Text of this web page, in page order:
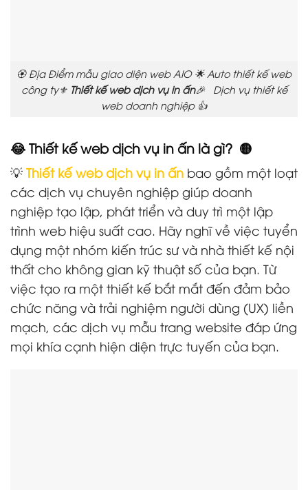
🏵️ Địa Điểm mẫu giao diện web AIO 🌟 Auto thiết kế web
công ty⚜️ Thiết kế web dịch vụ in ấn🎉 Dịch vụ thiết kế
web doanh nghiệp 👍
😂 Thiết kế web dịch vụ in ấn là gì? 🟡
💡 Thiết kế web dịch vụ in ấn bao gồm một loạt
các dịch vụ chuyên nghiệp giúp doanh
nghiệp tạo lập, phát triển và duy trì một lập
trình web hiệu suất cao. Hãy nghĩ về việc tuyển
dụng một nhóm kiến trúc sư và nhà thiết kế nội
thất cho không gian kỹ thuật số của bạn. Từ
việc tạo ra một thiết kế bắt mắt đến đảm bảo
chức năng và trải nghiệm người dùng (UX) liền
mạch, các dịch vụ mẫu trang website đáp ứng
mọi khía cạnh hiện diện trực tuyến của bạn.